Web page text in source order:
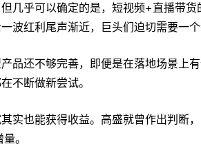
几乎可以确定的是，短视频+直播带
波红利尾声渐近，巨头们迫切需要一
品还不够完善，即便是在落地场景上
不断做新尝试。
实也能获得收益。高盛就曾作出判断
。